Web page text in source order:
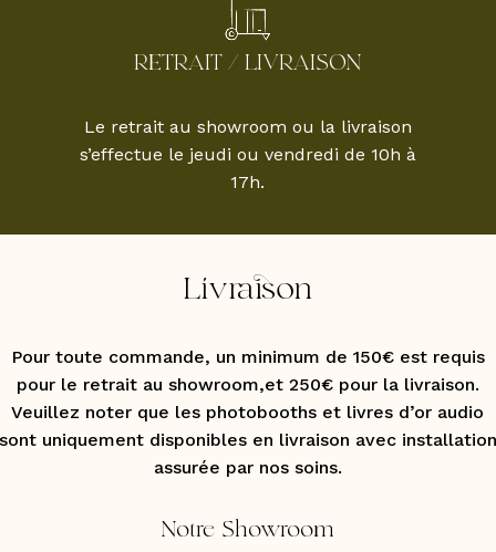
RETRAIT / LIVRAISON
Le retrait au showroom ou la livraison
s’effectue le jeudi ou vendredi de 10h à
17h.
Livraison
Pour toute commande, un minimum de 150€ est requis
pour le retrait au showroom,et 250€ pour la livraison.
Veuillez noter que les photobooths et livres d’or audio
uniquement disponibles en livraison avec installation
assurée par nos soins.
Notre Showroom